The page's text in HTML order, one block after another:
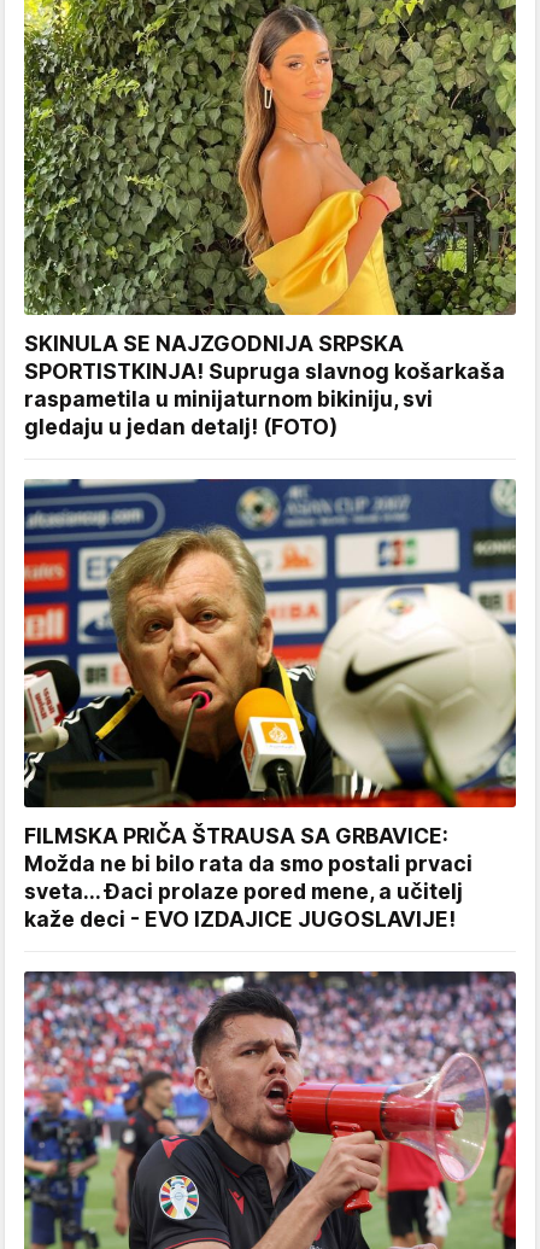
SKINULA SE NAJZGODNIJA SRPSKA
SPORTISTKINJA! Supruga slavnog košarkaša
raspametila u minijaturnom bikiniju, svi
gledaju u jedan detalj! (FOTO)
FILMSKA PRIČA ŠTRAUSA SA GRBAVICE:
Možda ne bi bilo rata da smo postali prvaci
sveta... Đaci prolaze pored mene, a učitelj
kaže deci - EVO IZDAJICE JUGOSLAVIJE!